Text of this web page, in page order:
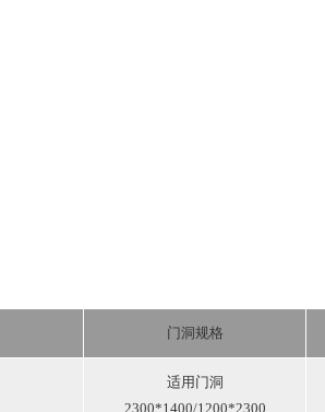
门洞规格
适用门洞
2300*1400/1200*2300